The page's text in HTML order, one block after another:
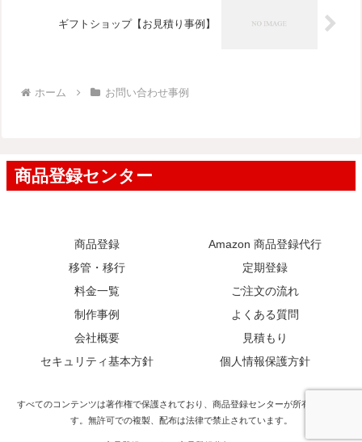
ギフトショップ【お見積り事例】
ホーム お問い合わせ事例
商品登録
Amazon 商品登録代行
移管・移行
定期登録
料金一覧
ご注文の流れ
制作事例
よくある質問
会社概要
見積もり
セキュリティ基本方針
個人情報保護方針
すべてのコンテンツは著作権で保護されており、商品登録センターが所有していま
す。無許可での複製、配布は法律で禁止されています。